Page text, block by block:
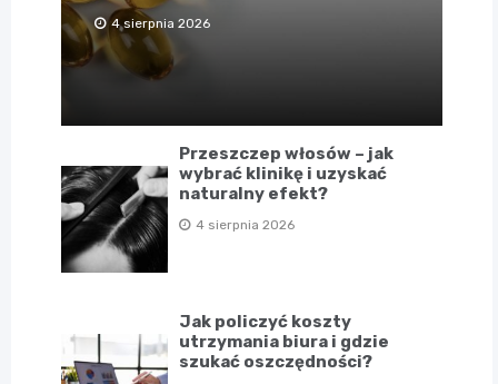
4 sierpnia 2026
Przeszczep włosów – jak
wybrać klinikę i uzyskać
naturalny efekt?
4 sierpnia 2026
Jak policzyć koszty
utrzymania biura i gdzie
szukać oszczędności?